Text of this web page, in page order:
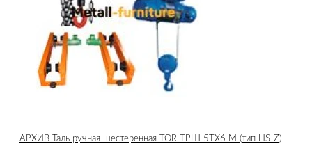
АРХИВ Таль ручная шестеренная TOR ТРШ 5ТХ6 М (тип HS-Z)